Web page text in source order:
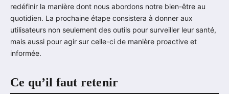
redéfinir la manière dont nous abordons notre bien-être au
quotidien. La prochaine étape consistera à donner aux
utilisateurs non seulement des outils pour surveiller leur santé,
mais aussi pour agir sur celle-ci de manière proactive et
informée.
Ce qu’il faut retenir